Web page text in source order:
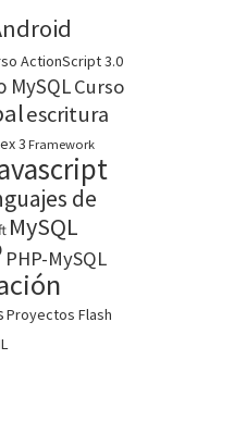
ActionScript 3.0
MySQLCurso
escritura
3Framework
de
MySQL
PHP-MySQL
Proyectos Flash